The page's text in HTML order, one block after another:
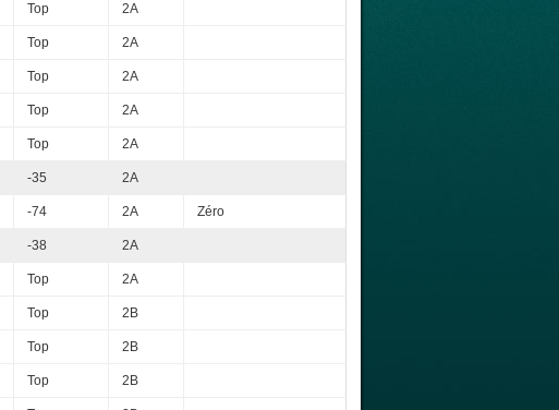
Top 2A
Top 2A
Top 2A
Top 2A
Top 2A
-35 2A
-74 2A Zéro
-38 2A
Top 2A
Top 2B
Top 2B
Top 2B